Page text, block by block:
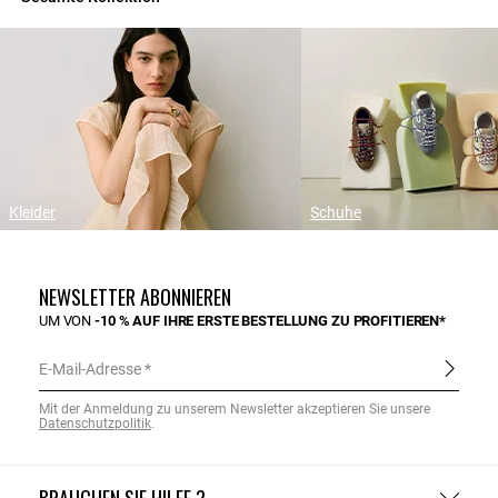
Kleider Schuhe
NEWSLETTER ABONNIEREN
UM VON-10 % AUF IHRE ERSTE BESTELLUNG ZU PROFITIEREN*
E-Mail-Adresse
Mit der Anmeldung zu unserem Newsletter akzeptieren Sie unsere
Datenschutzpolitik.